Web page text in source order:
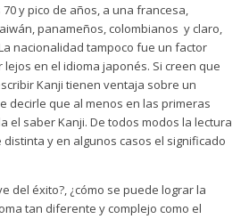
y pico de años, a una francesa,
panameños, colombianos y claro,
nacionalidad tampoco fue un factor
en el idioma japonés. Si creen que
Kanji tienen ventaja sobre un
decirle que al menos en las primeras
el saber Kanji. De todos modos la lectura
y en algunos casos el significado
del éxito?, ¿cómo se puede lograr la
tan diferente y complejo como el